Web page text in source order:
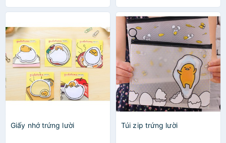
Giấy nhớ trứng lười Túi zip trứng lười